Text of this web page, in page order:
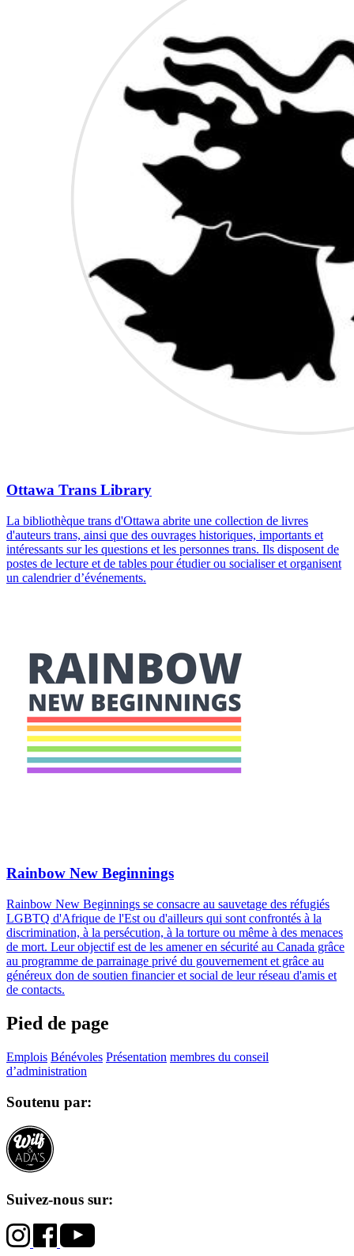
Ottawa Trans Library
La bibliothèque trans d'Ottawa abrite une collection de livres
d'auteurs trans, ainsi que des ouvrages historiques, importants et
intéressants sur les questions et les personnes trans. Ils disposent de
postes de lecture et de tables pour étudier ou socialiser et organisent
un calendrier d’événements.
Rainbow New Beginnings
Rainbow New Beginnings se consacre au sauvetage des réfugiés
LGBTQ d'Afrique de l'Est ou d'ailleurs qui sont confrontés à la
discrimination, à la persécution, à la torture ou même à des menaces
de mort. Leur objectif est de les amener en sécurité au Canada grâce
au programme de parrainage privé du gouvernement et grâce au
généreux don de soutien financier et social de leur réseau d'amis et
de contacts.
Pied de page
Emplois Bénévoles Présentation membres du conseil
d’administration
Soutenu par:
Suivez-nous sur: